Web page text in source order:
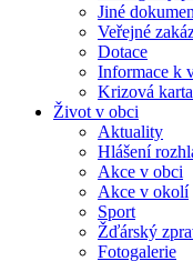
Jiné
Veřejné
Dotace
Informace k
Krizová
Život v obci
Aktuality
Hlášení
Akce v obci
Akce v okolí
Sport
Žďárský
Fotogalerie